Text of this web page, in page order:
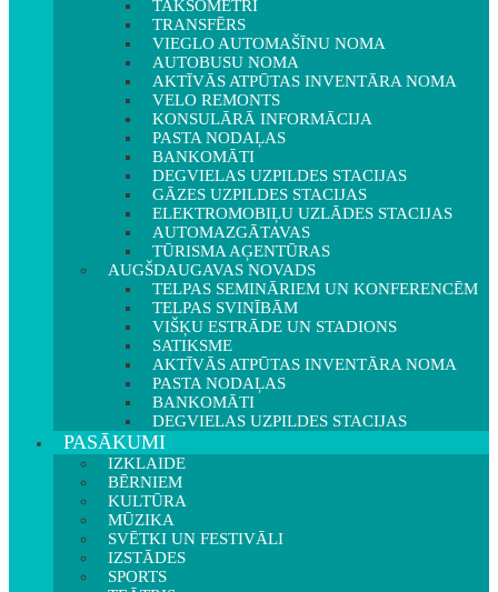
TAKSOMETRI
TRANSFĒRS
VIEGLO AUTOMAŠĪNU NOMA
AUTOBUSU NOMA
AKTĪVĀS ATPŪTAS INVENTĀRA NOMA
VELO REMONTS
KONSULĀRĀ INFORMĀCIJA
PASTA NODAĻAS
BANKOMĀTI
DEGVIELAS UZPILDES STACIJAS
GĀZES UZPILDES STACIJAS
ELEKTROMOBIĻU UZLĀDES STACIJAS
AUTOMAZGĀTAVAS
TŪRISMA AĢENTŪRAS
AUGŠDAUGAVAS NOVADS
TELPAS SEMINĀRIEM UN KONFERENCĒM
TELPAS SVINĪBĀM
VIŠĶU ESTRĀDE UN STADIONS
SATIKSME
AKTĪVĀS ATPŪTAS INVENTĀRA NOMA
PASTA NODAĻAS
BANKOMĀTI
DEGVIELAS UZPILDES STACIJAS
PASĀKUMI
IZKLAIDE
BĒRNIEM
KULTŪRA
MŪZIKA
SVĒTKI UN FESTIVĀLI
IZSTĀDES
SPORTS